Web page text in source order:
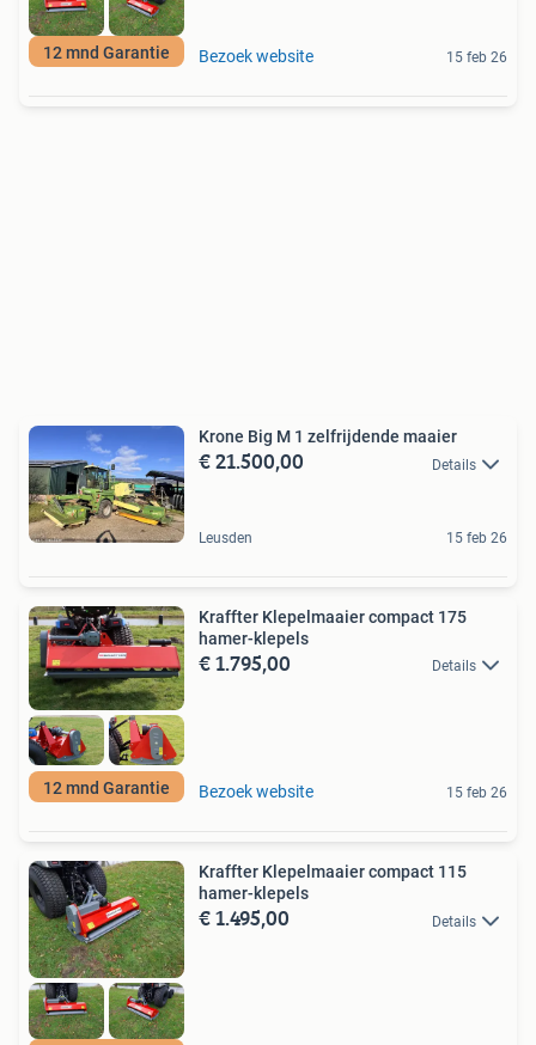
12 mnd Garantie Bezoek website 15 feb 26
Krone Big M 1 zelfrijdende maaier
€ 21.500,00 Details
Leusden 15 feb 26
12 mnd Garantie
Kraffter Klepelmaaier compact 175
hamer-klepels
€ 1.795,00 Details
Bezoek website 15 feb 26
Kraffter Klepelmaaier compact 115
hamer-klepels
€ 1.495,00 Details